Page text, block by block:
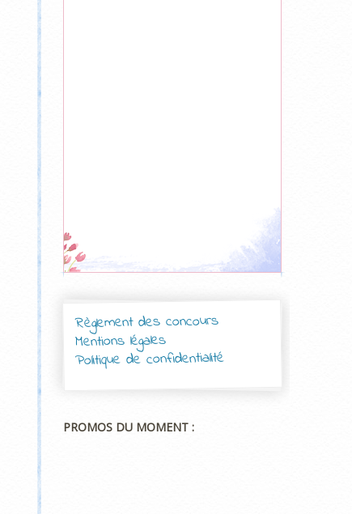
Règlement des concours
Mentions légales
Politique de confidentialité
PROMOS DU MOMENT :